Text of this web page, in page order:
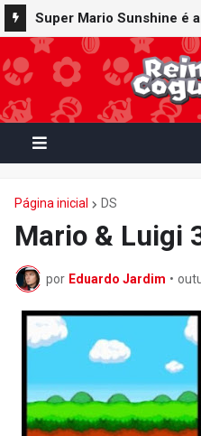
Super Mario Sunshine é
Nintendo GameCube -
Nintendo Switch Online
Página inicial DS
Mario & Luigi
por Eduardo Jardim •